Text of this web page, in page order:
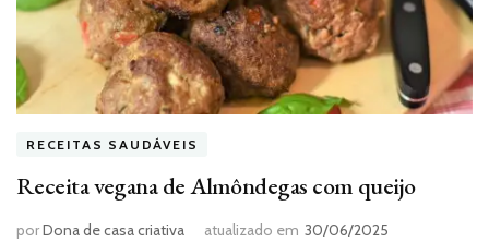
RECEITAS SAUDÁVEIS
Receita vegana de Almôndegas com queijo
porDona de casa criativa atualizado em 30/06/2025